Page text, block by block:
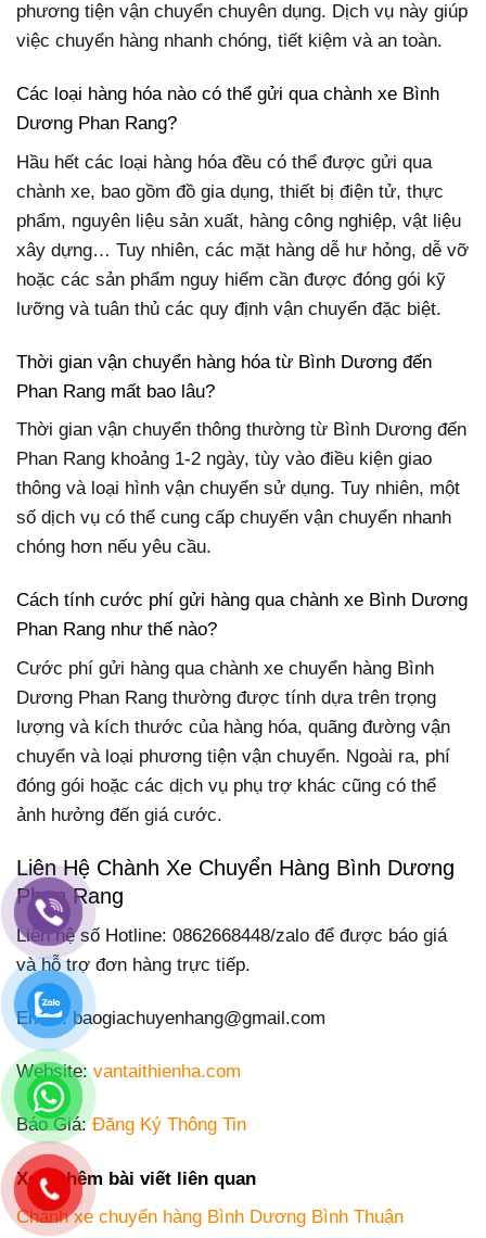
phương tiện vận chuyển chuyên dụng. Dịch vụ này giúp
việc chuyển hàng nhanh chóng, tiết kiệm và an toàn.
Các loại hàng hóa nào có thể gửi qua chành xe Bình
Dương Phan Rang?
Hầu hết các loại hàng hóa đều có thể được gửi qua
chành xe, bao gồm đồ gia dụng, thiết bị điện tử, thực
phẩm, nguyên liệu sản xuất, hàng công nghiệp, vật liệu
xây dựng… Tuy nhiên, các mặt hàng dễ hư hỏng, dễ vỡ
hoặc các sản phẩm nguy hiểm cần được đóng gói kỹ
lưỡng và tuân thủ các quy định vận chuyển đặc biệt.
Thời gian vận chuyển hàng hóa từ Bình Dương đến
Phan Rang mất bao lâu?
Thời gian vận chuyển thông thường từ Bình Dương đến
Phan Rang khoảng 1-2 ngày, tùy vào điều kiện giao
thông và loại hình vận chuyển sử dụng. Tuy nhiên, một
số dịch vụ có thể cung cấp chuyến vận chuyển nhanh
chóng hơn nếu yêu cầu.
Cách tính cước phí gửi hàng qua chành xe Bình Dương
Phan Rang như thế nào?
Cước phí gửi hàng qua chành xe chuyển hàng Bình
Dương Phan Rang thường được tính dựa trên trọng
lượng và kích thước của hàng hóa, quãng đường vận
chuyển và loại phương tiện vận chuyển. Ngoài ra, phí
đóng gói hoặc các dịch vụ phụ trợ khác cũng có thể
ảnh hưởng đến giá cước.
Liên Hệ Chành Xe Chuyển Hàng Bình Dương
Phan Rang
Liên hệ số Hotline: 0862668448/zalo để được báo giá
và hỗ trợ đơn hàng trực tiếp.
Email: baogiachuyenhang@gmail.com
Website:vantaithienha.com
Báo Giá:Đăng Ký Thông Tin
Xem thêm bài viết liên quan
Chành xe chuyển hàng Bình Dương Bình Thuận